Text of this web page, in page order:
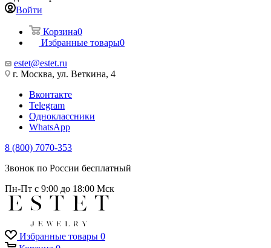
Войти
Корзина0
Избранные товары0
estet@estet.ru
г. Москва, ул. Веткина, 4
Вконтакте
Telegram
Одноклассники
WhatsApp
8 (800) 7070-353
Звонок по России бесплатный
Пн-Пт с 9:00 до 18:00 Мск
Избранные товары 0